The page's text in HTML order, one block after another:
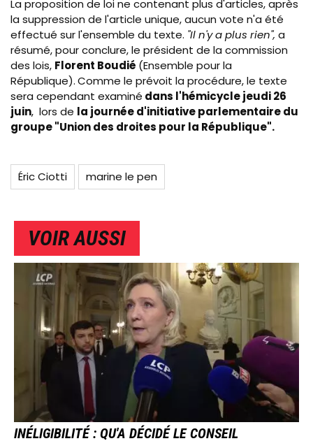
La proposition de loi ne contenant plus d'articles, après
la suppression de l'article unique, aucun vote n'a été
effectué sur l'ensemble du texte. "Il n'y a plus rien", a
résumé, pour conclure, le président de la commission
des lois, Florent Boudié (Ensemble pour la
République).Comme le prévoit la procédure, le texte
sera cependant examiné dans l'hémicycle jeudi 26
juin, lors de la journée d'initiative parlementaire du
groupe "Union des droites pour la République".
Éric Ciotti marine le pen
VOIR AUSSI
IMAGE
INÉLIGIBILITÉ : QU'A DÉCIDÉ LE CONSEIL